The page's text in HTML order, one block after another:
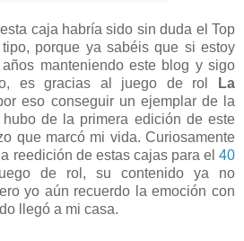
caja habría sido sin duda el Top
porque ya sabéis que si estoy
manteniendo este blog y sigo
es gracias al juego de rol
La
eso conseguir un ejemplar de la
de la primera edición de este
que marcó mi vida. Curiosamente
reedición de estas cajas para el 40
de rol, su contenido ya no
yo aún recuerdo la emoción con
llegó a mi casa.